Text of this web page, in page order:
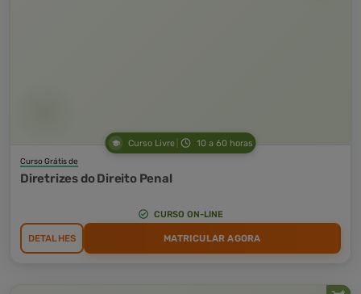
Curso Livre 10 a 60 horas
Curso Grátis de
Diretrizes do Direito Penal
CURSO ON-LINE
DETALHES MATRICULAR AGORA